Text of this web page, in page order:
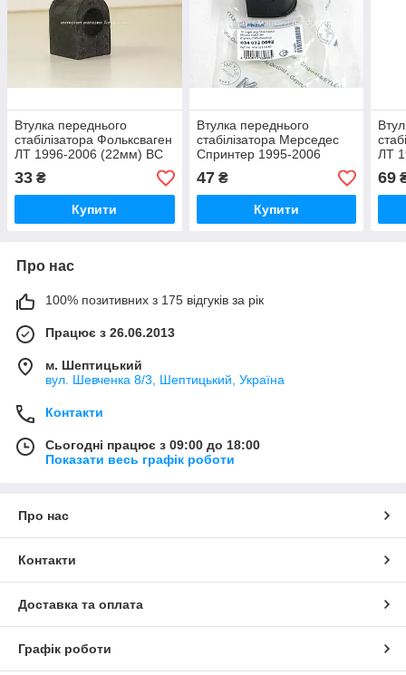
Втулка переднього
стабілізатора Фольксваген
ЛТ 1996-2006 (22мм) BC
GUMA (Україна) BC1343
33 ₴
Купити
Втулка переднього
стабілізатора Мерседес
Спринтер 1995-2006
(25мм) т колодок
гальмівних передніх
(Німеччина)
47₴
Купити
ЛТ
69
Про нас
100% позитивних з 175 відгуків за рік
Працює з 26.06.2013
м. Шептицький
вул. Шевченка 8/3, Шептицький, Україна
Контакти
Сьогодні працює з 09:00 до 18:00
Показати весь графік роботи
Про нас
Контакти
Доставка та оплата
Графік роботи